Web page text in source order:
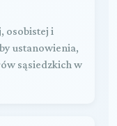
osobistej i
ustanowienia,
sąsiedzkich w